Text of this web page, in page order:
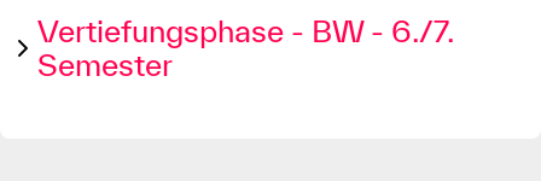
Vertiefungsphase - BW - 6./7.
Semester